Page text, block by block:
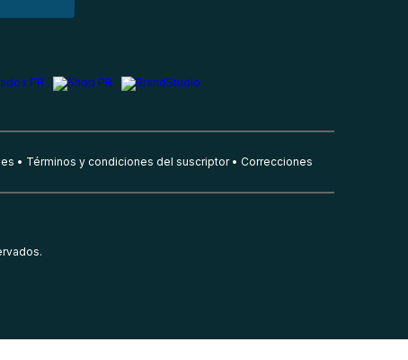
Términos y condiciones del suscriptor Correcciones